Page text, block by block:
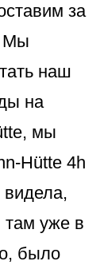
за
Мы
наш
на
мы
Hütte 4h
видела,
уже в
было